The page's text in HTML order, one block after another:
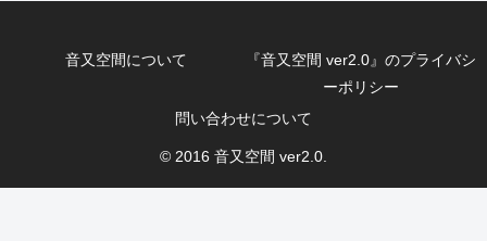
音又空間について
『音又空間 ver2.0』のプライバシ
ーポリシー
問い合わせについて
© 2016 音又空間 ver2.0.